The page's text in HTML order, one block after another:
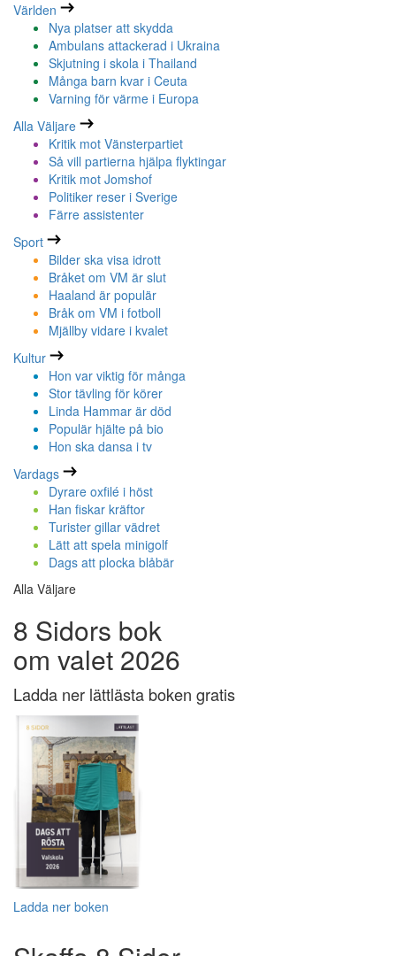
Världen
Nya platser att skydda
Ambulans attackerad i Ukraina
Skjutning i skola i Thailand
Många barn kvar i Ceuta
Varning för värme i Europa
Alla Väljare
Kritik mot Vänsterpartiet
Så vill partierna hjälpa flyktingar
Kritik mot Jomshof
Politiker reser i Sverige
Färre assistenter
Sport
Bilder ska visa idrott
Bråket om VM är slut
Haaland är populär
Bråk om VM i fotboll
Mjällby vidare i kvalet
Kultur
Hon var viktig för många
Stor tävling för körer
Linda Hammar är död
Populär hjälte på bio
Hon ska dansa i tv
Vardags
Dyrare oxfilé i höst
Han fiskar kräftor
Turister gillar vädret
Lätt att spela minigolf
Dags att plocka blåbär
Alla Väljare
8 Sidors bok
om valet 2026
Ladda ner lättlästa boken gratis
Ladda ner boken